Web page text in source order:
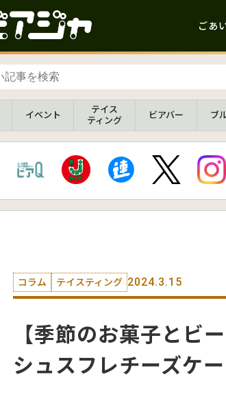
ごあ
イベント
テイス
ティング
ビアバー ブ
コラム テイスティング 2024.3.15
【季節のお菓子とビ
シュスフレチーズケ